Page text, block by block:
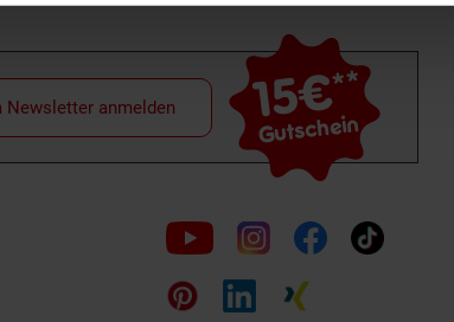
15€**
Gutschein
Newsletter anmelden
Folge
uns
auf